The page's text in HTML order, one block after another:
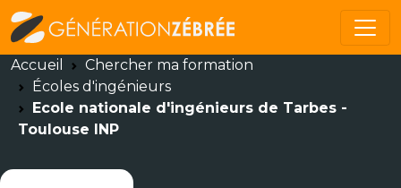
Accueil
Chercher ma formation
Écoles d'ingénieurs
Ecole nationale d'ingénieurs de Tarbes -
Toulouse INP